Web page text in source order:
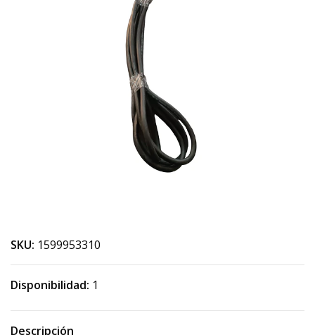
SKU: 1599953310
Disponibilidad: 1
Descripción